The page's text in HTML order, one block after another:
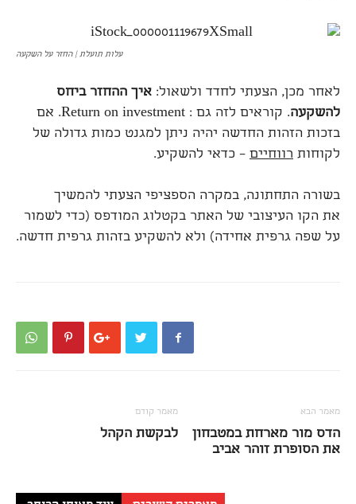
עלות תועלת | החזר על השקעה
לאחר מכן, הצעתי לחדד ולשאול: איך ההחזר ביחס
להשקעה
. קוראים לזה גם : Return on investment. אם
בזכות הזהות החדשה יהיה ניתן למגנט כמות גדולה של
לקוחות רווחיים – כדאי להשקיע.
בשורה התחתונה, במקרה הספציפי הצעתי להמשיך
את הקו העיצובי של האתר בקטלוג המודפס (כדי לשמור
על שפה גרפית אחידה) ולא להשקיע בזהות גרפית חדשה.
מאמר קודם
לבקשת הקהל
מאמר הבא
הדס מור מארחת במטבחון
את הסופרת זוהר אביב